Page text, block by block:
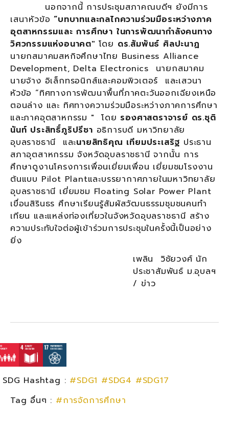
นอกจากนี้ การประชุมสภาคณบดีฯ ยังมีการ
เสนาหัวข้อ“บทบาทและกลไกความร่วมมือระหว่างภาค
อุตสาหกรรมและ การศึกษา ในการพัฒนากำลังคนทาง
วิศวกรรมแห่งอนาคต" โดย ดร.สัมพันธ์ ศิลปะนาฏ
นายกสมาคมสหกิจศึกษาไทย Business Alliance
Development, Delta Electronics นายกสมาคม
นายจ้าง อิเล็กทรอนิกส์และคอมพิวเตอร์ และเสวนา
หัวข้อ “ทิศทางการพัฒนาพื้นที่ภาคตะวันออกเฉียงเหนือ
ตอนล่าง และ ทิศทางความร่วมมือระหว่างภาคการศึกษา
และภาคอุตสาหกรรม " โดย รองศาสตราจารย์ ดร.ชุติ
นันท์ ประสิทธิ์ภูริปรีชา อธิการบดี มหาวิทยาลัย
อุบลราชธานี และนายสิทธิคุณ เทียมประเสริฐ ประธาน
สภาอุตสาหกรรม จังหวัดอุบลราชธานี จากนั้น การ
ศึกษาดูงานโครงการเพื่อนเยี่ยมเพื่อน เยี่ยมชมโรงงาน
ต้นแบบ Pilot Plantและบรรยากาศภายในมหาวิทยาลัย
อุบลราชธานี เยี่ยมชม Floating Solar Power Plant
เขื่อนสิรินธร ศึกษาเรียนรู้สัมผัสวัฒนธรรมชุมชนคนทำ
เทียน และแหล่งท่องเที่ยวในจังหวัดอุบลราชธานี สร้าง
ความประทับใจต่อผู้เข้าร่วมการประชุมในครั้งนี้เป็นอย่าง
ยิ่ง
เพลิน วิชัยวงศ์ นัก
ประชาสัมพันธ์ ม.อุบลฯ
/ ข่าว
SDG Hashtag : #SDG1 #SDG4 #SDG17
Tag อื่นๆ : #การจัดการศึกษา